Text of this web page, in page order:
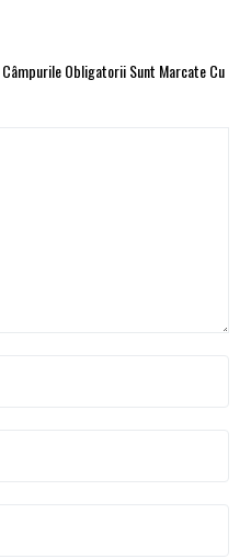
Câmpurile Obligatorii Sunt Marcate Cu